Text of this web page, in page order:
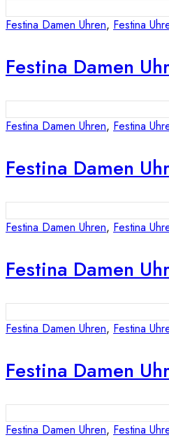
Festina Damen Uhren, Festina
Festina Damen
Festina Damen Uhren, Festina
Festina Damen
Festina Damen Uhren, Festina
Festina Damen
Festina Damen Uhren, Festina
Festina Damen
Festina Damen Uhren, Festina